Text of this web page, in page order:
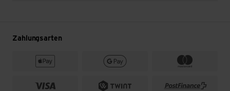
Zahlungsarten